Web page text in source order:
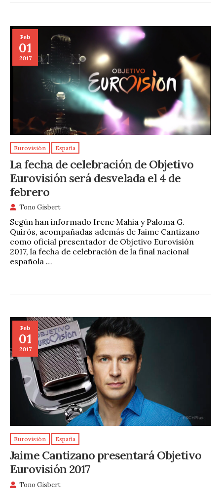
Feb
01
2017
Eurovisión España
La fecha de celebración de Objetivo
Eurovisión será desvelada el 4 de
febrero
Tono Gisbert
Según han informado Irene Mahia y Paloma G.
Quirós, acompañadas además de Jaime Cantizano
como oficial presentador de Objetivo Eurovisión
2017, la fecha de celebración de la final nacional
española …
Feb
01
2017
Eurovisión España
Jaime Cantizano presentará Objetivo
Eurovisión 2017
Tono Gisbert